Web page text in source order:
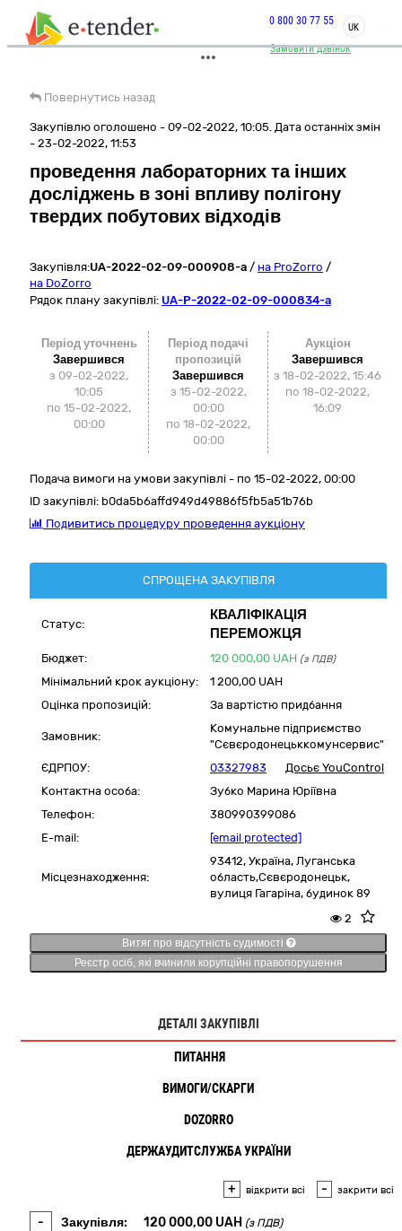
Замовити дзвінок
0 800 30 77 55
UK
Повернутись назад
Закупівлю оголошено - 09-02-2022, 10:05. Дата останніх змін
- 23-02-2022, 11:53
проведення лабораторних та інших
досліджень в зоні впливу полігону
твердих побутових відходів
Закупівля:UA-2022-02-09-000908-a / на ProZorro /
на DoZorro
Рядок плану закупівлі: UA-P-2022-02-09-000834-a
Період уточнень
Завершився
з 09-02-2022,
10:05
по 15-02-2022,
00:00
Період подачі
пропозицій
Завершився
з 15-02-2022,
00:00
по 18-02-2022,
00:00
Аукціон
Завершився
з 18-02-2022, 15:46
по 18-02-2022,
16:09
Подача вимоги на умови закупівлі - по 15-02-2022, 00:00
ID закупівлі: b0da5b6affd949d49886f5fb5a51b76b
Подивитись процедуру проведення аукціону
СПРОЩЕНА ЗАКУПІВЛЯ
Статус:
КВАЛІФІКАЦІЯ
ПЕРЕМОЖЦЯ
Бюджет: 120 000,00 UAH (з ПДВ)
Мінімальний крок аукціону:
1 200,00 UAH
Оцінка пропозицій:
За вартістю придбання
Замовник:
Комунальне підприємство
"Сєвєродонецьккомунсервис"
ЄДРПОУ:
03327983
Досьє YouControl
Контактна особа:
Зубко Марина Юріївна
Телефон:
380990399086
E-mail:
[email protected]
Місцезнаходження:
93412, Україна, Луганська
область,Сєвєродонецьк,
вулиця Гагаріна, будинок 89
2
Витяг про відсутність судимості
Реєстр осіб, які вчинили корупційні правопорушення
ДЕТАЛІ ЗАКУПІВЛІ
ПИТАННЯ
ВИМОГИ/СКАРГИ
DOZORRO
ДЕРЖАУДИТСЛУЖБА УКРАЇНИ
+ відкрити всі - закрити всі
- Закупівля: 120 000,00 UAH (з ПДВ)